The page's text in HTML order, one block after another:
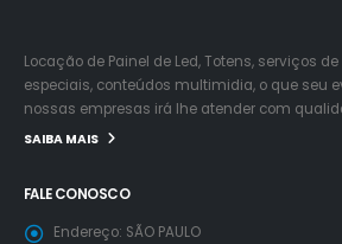
Locação de Painel de Led, Totens, serviços
especiais, conteúdos multimidia, o que seu
nossas empresas irá lhe atender com
SAIBA MAIS
FALE CONOSCO
Endereço: SÃO PAULO